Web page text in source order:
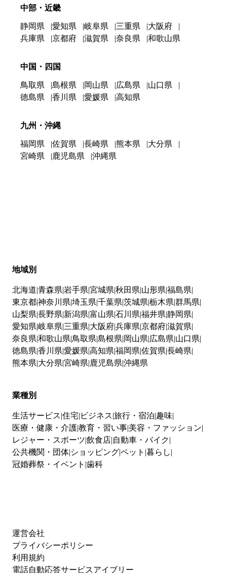
中部・近畿
静岡県 愛知県 岐阜県 三重県
大阪府
兵庫県
京都府 滋賀県 奈良県 和歌山県
中国・四国
鳥取県 島根県 岡山県 広島県
山口県
徳島県
香川県 愛媛県 高知県
九州・沖縄
福岡県 佐賀県 長崎県 熊本県
大分県
宮崎県
鹿児島県 沖縄県
地域別
北海道 青森県 岩手県 宮城県 秋田県 山形県 福島県
東京都神奈川県 埼玉県 千葉県 茨城県 栃木県 群馬県
山梨県 長野県 新潟県 富山県 石川県 福井県 静岡県
愛知県 岐阜県 三重県 大阪府兵庫県 京都府滋賀県
奈良県 和歌山県 鳥取県 島根県 岡山県 広島県 山口県
徳島県 香川県 愛媛県 高知県 福岡県 佐賀県 長崎県
熊本県 大分県 宮崎県 鹿児島県 沖縄県
業種別
生活サービス 住宅 ビジネス 旅行・宿泊 趣味
医療・健康・介護教育・習い事 美容・ファッション
レジャー・スポーツ 飲食店 自動車・バイク
公共機関・団体 ショッピングペット 暮らし
冠婚葬祭・イベント 歯科
運営会社
プライバシーポリシー
利用規約
電話自動応答サービスアイブリー